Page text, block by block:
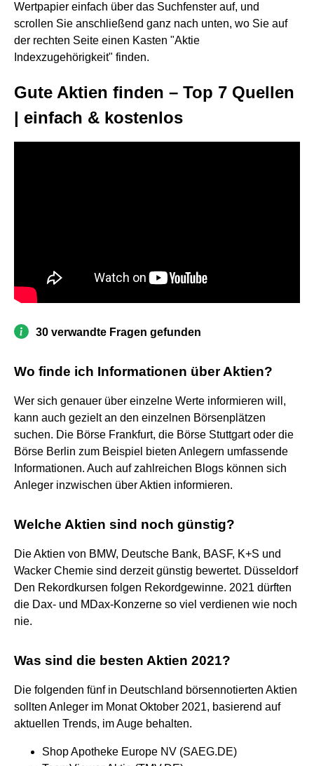
Wertpapier einfach über das Suchfenster auf, und
scrollen Sie anschließend ganz nach unten, wo Sie auf
der rechten Seite einen Kasten "Aktie
Indexzugehörigkeit" finden.
Gute Aktien finden – Top 7 Quellen
| einfach & kostenlos
30 verwandte Fragen gefunden
Wo finde ich Informationen über Aktien?
Wer sich genauer über einzelne Werte informieren will,
kann auch gezielt an den einzelnen Börsenplätzen
suchen. Die Börse Frankfurt, die Börse Stuttgart oder die
Börse Berlin zum Beispiel bieten Anlegern umfassende
Informationen. Auch auf zahlreichen Blogs können sich
Anleger inzwischen über Aktien informieren.
Welche Aktien sind noch günstig?
Die Aktien von BMW, Deutsche Bank, BASF, K+S und
Wacker Chemie sind derzeit günstig bewertet. Düsseldorf
Den Rekordkursen folgen Rekordgewinne. 2021 dürften
die Dax- und MDax-Konzerne so viel verdienen wie noch
nie.
Was sind die besten Aktien 2021?
Die folgenden fünf in Deutschland börsennotierten Aktien
sollten Anleger im Monat Oktober 2021, basierend auf
aktuellen Trends, im Auge behalten.
Shop Apotheke Europe NV (SAEG.DE)